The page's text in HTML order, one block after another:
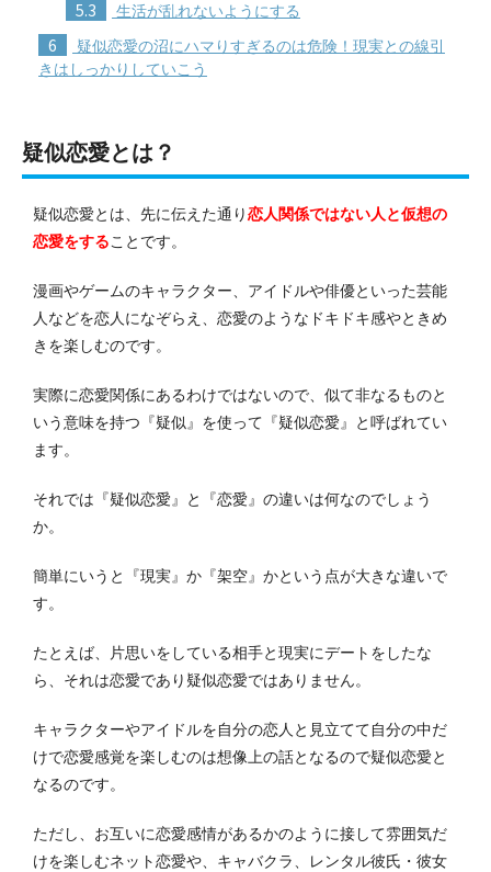
5.3 生活が乱れないようにする
6
疑似恋愛の沼にハマりすぎるのは危険！現実との線引
きはしっかりしていこう
疑似恋愛とは？
疑似恋愛とは、先に伝えた通り恋人関係ではない人と仮想の
恋愛をすることです。
漫画やゲームのキャラクター、アイドルや俳優といった芸能
人などを恋人になぞらえ、恋愛のようなドキドキ感やときめ
きを楽しむのです。
実際に恋愛関係にあるわけではないので、似て非なるものと
いう意味を持つ『疑似』を使って『疑似恋愛』と呼ばれてい
ます。
それでは『疑似恋愛』と『恋愛』の違いは何なのでしょう
か。
簡単にいうと『現実』か『架空』かという点が大きな違いで
す。
たとえば、片思いをしている相手と現実にデートをしたな
ら、それは恋愛であり疑似恋愛ではありません。
キャラクターやアイドルを自分の恋人と見立てて自分の中だ
けで恋愛感覚を楽しむのは想像上の話となるので疑似恋愛と
なるのです。
ただし、お互いに恋愛感情があるかのように接して雰囲気だ
けを楽しむネット恋愛や、キャバクラ、レンタル彼氏・彼女